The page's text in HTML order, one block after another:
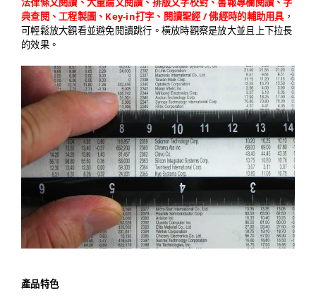
典查閱、工程製圖、Key-in打字、閱讀聖經 / 佛經時的輔助用具，
可輕鬆放大觀看並避免閱讀跳行。 橫放時觀察是放大並且上下拉長
的效果。
產品特色